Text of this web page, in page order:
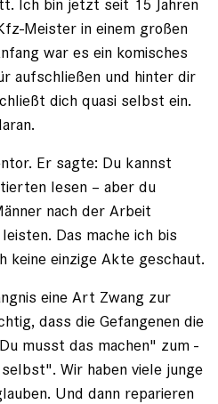
Meister in einem großen
war es ein komisches
aufschließen und hinter dir
dich quasi selbst ein.
Er sagte: Du kannst
lesen – aber du
nach der Arbeit
Das mache ich bis
keine einzige Akte geschaut.
eine Art Zwang zur
dass die Gefangenen die
musst das machen" zum
Wir haben viele junge
Und dann reparieren